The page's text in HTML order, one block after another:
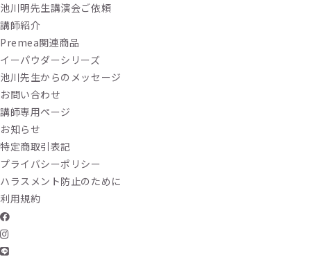
池川明先生講演会ご依頼
講師紹介
Premea関連商品
イーパウダーシリーズ
池川先生からのメッセージ
お問い合わせ
講師専用ページ
お知らせ
特定商取引表記
プライバシーポリシー
ハラスメント防止のために
利用規約